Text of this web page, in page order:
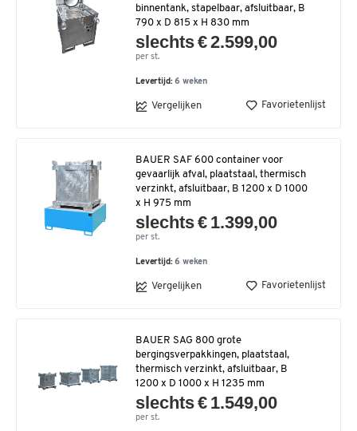
binnentank, stapelbaar, afsluitbaar, B
790 x D 815 x H 830 mm
slechts € 2.599,00
per st.
Levertijd:6 weken
Vergelijken Favorietenlijst
BAUER SAF 600 container voor
gevaarlijk afval, plaatstaal, thermisch
verzinkt, afsluitbaar, B 1200 x D 1000
x H 975 mm
slechts € 1.399,00
per st.
Levertijd:6 weken
Vergelijken Favorietenlijst
BAUER SAG 800 grote
bergingsverpakkingen, plaatstaal,
thermisch verzinkt, afsluitbaar, B
1200 x D 1000 x H 1235 mm
slechts € 1.549,00
per st.